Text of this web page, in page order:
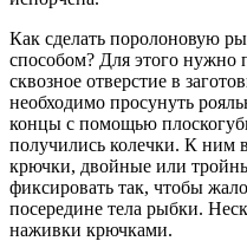
Как сделать поролоновую
способом? Для этого нужно
сквозное отверстие в
необходимо просунуть
концы с помощью
получились колечки. К ним
крючки, двойные или
фиксировать так, чтобы
посередине тела рыбки.
наживки крючками.